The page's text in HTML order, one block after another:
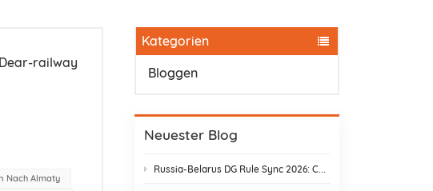
Kategorien
Bloggen
Neuester Blog
railway
Nach Almaty